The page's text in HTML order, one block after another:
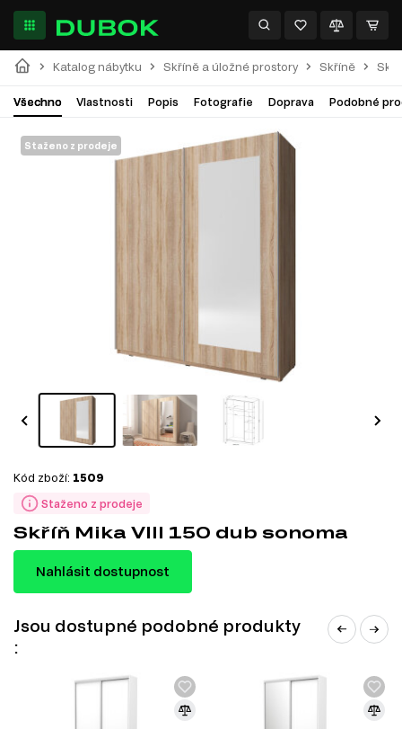
Katalog nábytku Skříně a úložné prostory Skříně
Všechno Vlastnosti Popis Fotografie Doprava Podobné
Staženo z prodeje
Staženo z prodeje
Kód zboží: 1509
Skříň Mika VIII 150 dub sonoma
Nahlásit dostupnost
Jsou dostupné podobné produkty
: